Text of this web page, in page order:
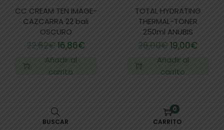
CC CREAM TEN IMAGE-
CAZCARRA 22 bali
OSCURO
22,62€16,86€
Añadir al
carrito
TOTAL HYDRATING
THERMAL-TONER
250ml ANUBIS
26,00€19,00€
Añadir al
carrito
FUERA DE STOCK
BUSCAR
0
CARRITO